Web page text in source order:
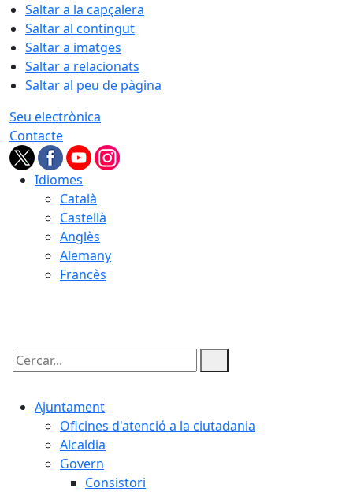
Saltar a la capçalera
Saltar al contingut
Saltar a imatges
Saltar a relacionats
Saltar al peu de pàgina
Seu electrònica
Contacte
Idiomes
Català
Castellà
Anglès
Alemany
Francès
Cercar:
Ajuntament
Oficines d'atenció a la ciutadania
Alcaldia
Govern
Consistori